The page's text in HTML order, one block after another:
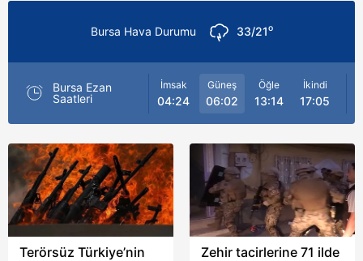
Bursa Hava Durumu 33/21o
Bursa Ezan
Saatleri
İmsak
04:24
Güneş
06:02
Öğle
13:14
İkindi
17:05
Terörsüz Türkiye’nin
Zehir tacirlerine 71 ilde